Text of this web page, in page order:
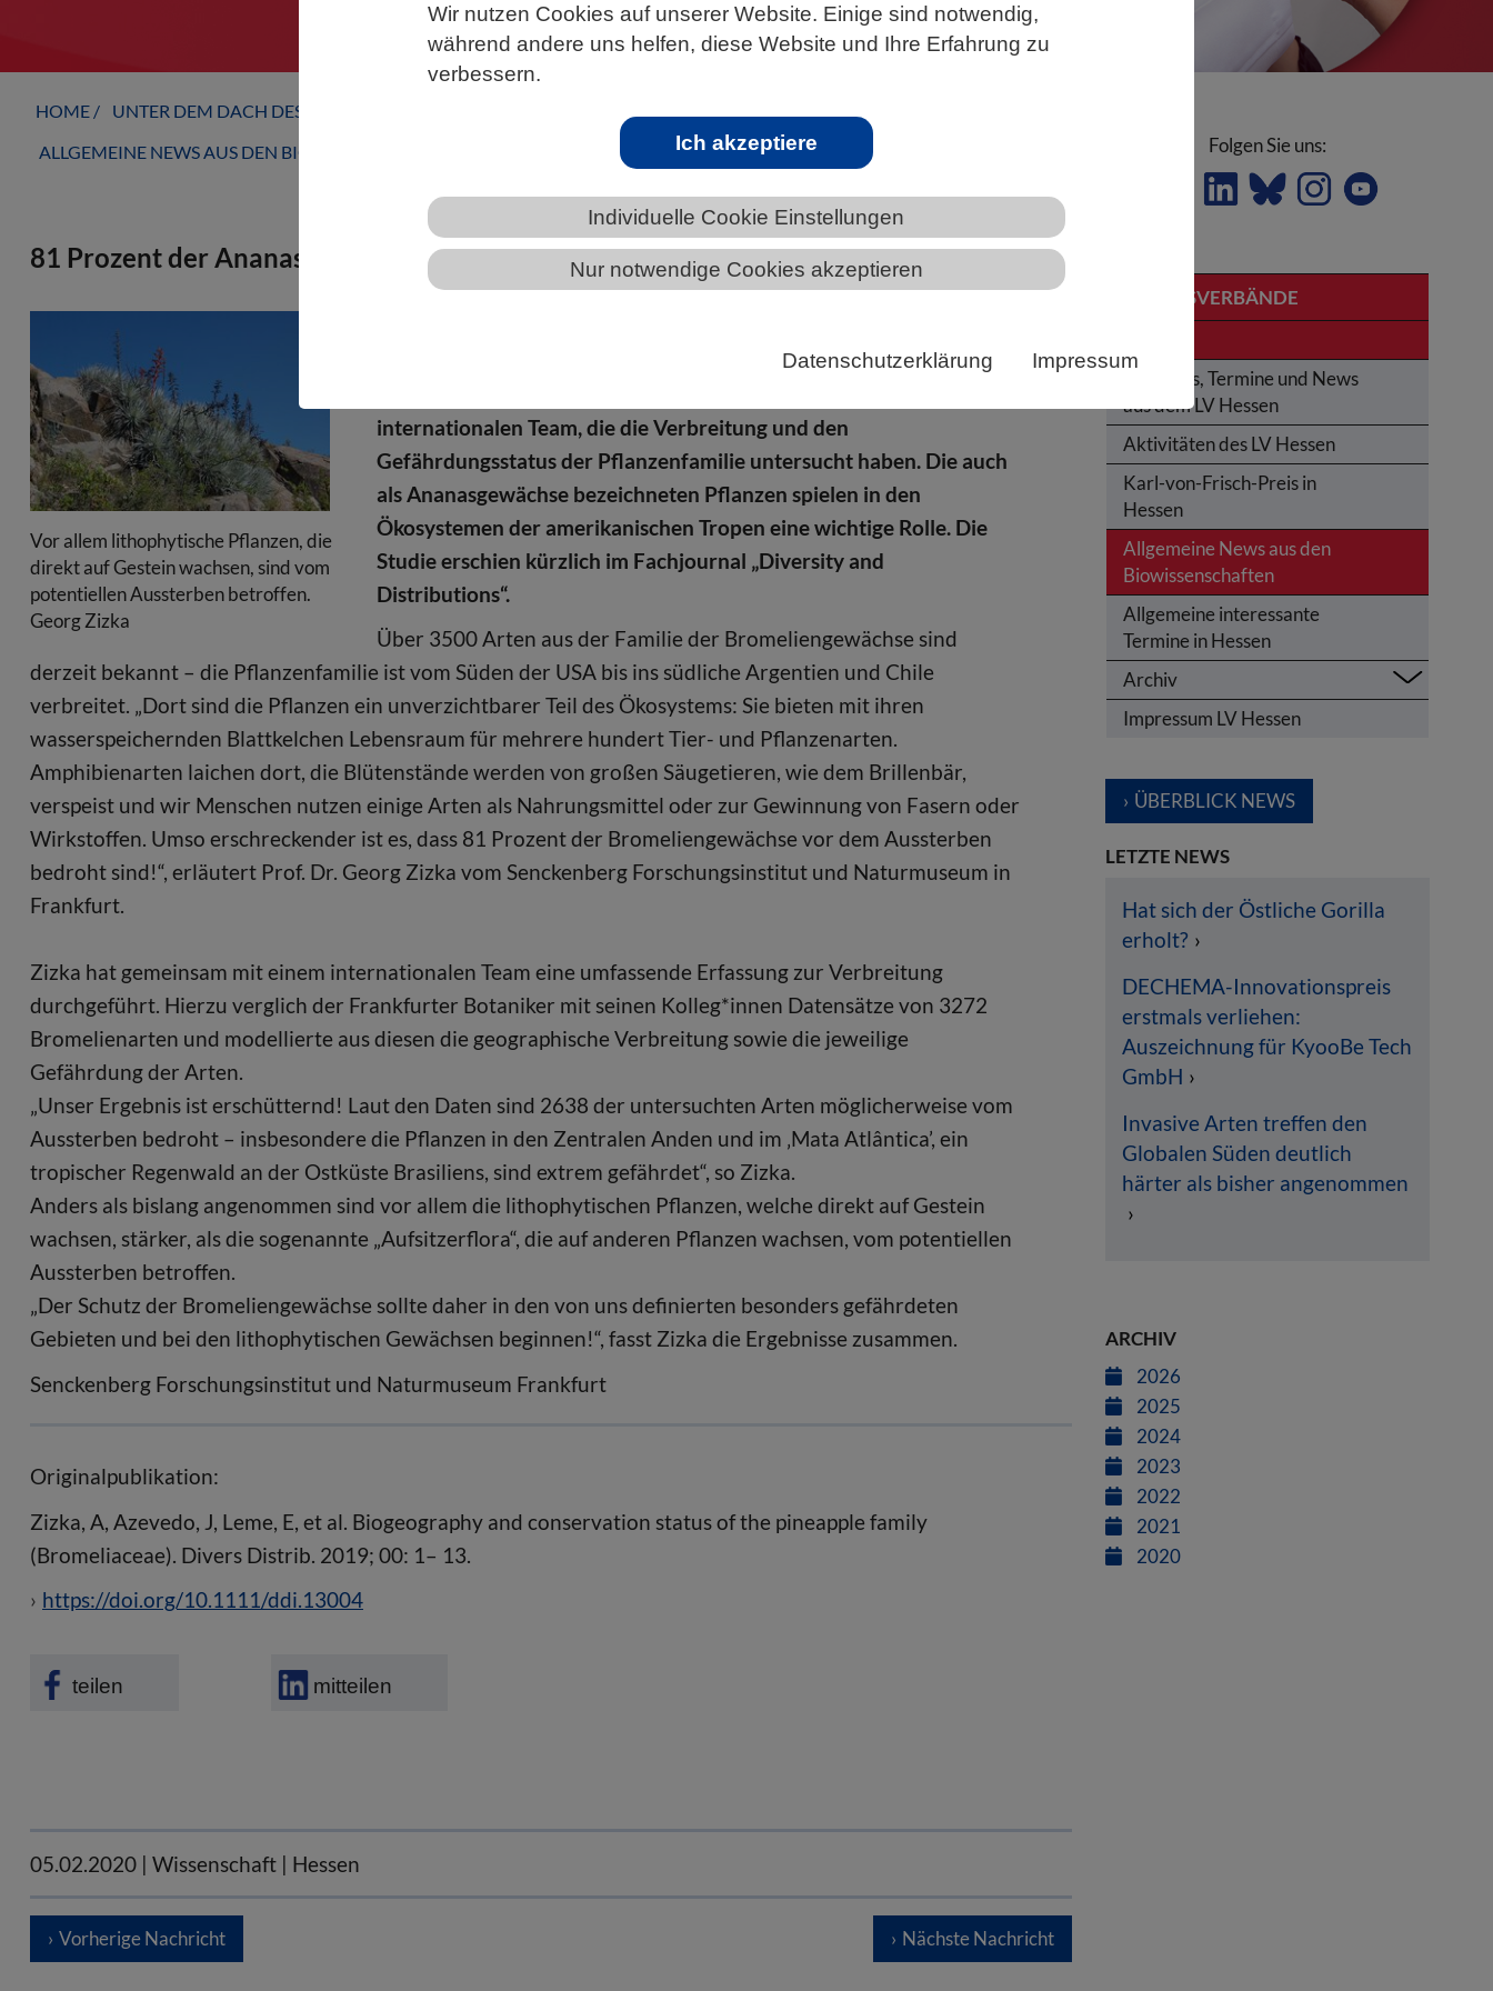
Wir nutzen Cookies auf unserer Website. Einige sind notwendig,
während andere uns helfen, diese Website und Ihre Erfahrung zu
verbessern.
Ich akzeptiere
Individuelle Cookie Einstellungen
Nur notwendige Cookies akzeptieren
Datenschutzerklärung Impressum
HOME UNTER DEM DACH DES VBIO
ALLGEMEINE NEWS AUS DEN BIOWISSENSCHAFTEN
81 Prozent der Ananasgewächse sind vom Aussterben bedroht
Vor allem lithophytische Pflanzen, die
direkt auf Gestein wachsen, sind vom
potentiellen Aussterben betroffen.
Georg Zizka
vom Aussterben bedroht. Zu diesem Schluss kommt der
internationalen Team, die die Verbreitung und den
Gefährdungsstatus der Pflanzenfamilie untersucht haben. Die auch
als Ananasgewächse bezeichneten Pflanzen spielen in den
Ökosystemen der amerikanischen Tropen eine wichtige Rolle. Die
Studie erschien kürzlich im Fachjournal „Diversity and
Distributions“.
Über 3500 Arten aus der Familie der Bromeliengewächse sind
derzeit bekannt – die Pflanzenfamilie ist vom Süden der USA bis ins südliche Argentien und Chile
verbreitet. „Dort sind die Pflanzen ein unverzichtbarer Teil des Ökosystems: Sie bieten mit ihren
wasserspeichernden Blattkelchen Lebensraum für mehrere hundert Tier- und Pflanzenarten.
Amphibienarten laichen dort, die Blütenstände werden von großen Säugetieren, wie dem Brillenbär,
verspeist und wir Menschen nutzen einige Arten als Nahrungsmittel oder zur Gewinnung von Fasern oder
Wirkstoffen. Umso erschreckender ist es, dass 81 Prozent der Bromeliengewächse vor dem Aussterben
bedroht sind!“, erläutert Prof. Dr. Georg Zizka vom Senckenberg Forschungsinstitut und Naturmuseum in
Frankfurt.
Zizka hat gemeinsam mit einem internationalen Team eine umfassende Erfassung zur Verbreitung
durchgeführt. Hierzu verglich der Frankfurter Botaniker mit seinen Kolleg*innen Datensätze von 3272
Bromelienarten und modellierte aus diesen die geographische Verbreitung sowie die jeweilige
Gefährdung der Arten.
„Unser Ergebnis ist erschütternd! Laut den Daten sind 2638 der untersuchten Arten möglicherweise vom
Aussterben bedroht – insbesondere die Pflanzen in den Zentralen Anden und im ‚Mata Atlântica’, ein
tropischer Regenwald an der Ostküste Brasiliens, sind extrem gefährdet“, so Zizka.
Anders als bislang angenommen sind vor allem die lithophytischen Pflanzen, welche direkt auf Gestein
wachsen, stärker, als die sogenannte „Aufsitzerflora“, die auf anderen Pflanzen wachsen, vom potentiellen
Aussterben betroffen.
„Der Schutz der Bromeliengewächse sollte daher in den von uns definierten besonders gefährdeten
Gebieten und bei den lithophytischen Gewächsen beginnen!“, fasst Zizka die Ergebnisse zusammen.
Senckenberg Forschungsinstitut und Naturmuseum Frankfurt
Originalpublikation:
Zizka, A, Azevedo, J, Leme, E, et al. Biogeography and conservation status of the pineapple family
(Bromeliaceae). Divers Distrib. 2019; 00: 1– 13.
https://doi.org/10.1111/ddi.13004
teilen mitteilen
05.02.2020 | Wissenschaft | Hessen
Vorherige Nachricht Nächste Nachricht
Folgen Sie uns:
LANDESVERBÄNDE
Aktuelles, Termine und News
aus dem LV Hessen
Aktivitäten des LV Hessen
Karl-von-Frisch-Preis in
Hessen
Allgemeine News aus den
Biowissenschaften
Allgemeine interessante
Termine in Hessen
Archiv
Impressum LV Hessen
ÜBERBLICK NEWS
LETZTE NEWS
Hat sich der Östliche Gorilla
erholt?
DECHEMA-Innovationspreis
erstmals verliehen:
Auszeichnung für KyooBe Tech
GmbH
Invasive Arten treffen den
Globalen Süden deutlich
härter als bisher angenommen
ARCHIV
2026
2025
2024
2023
2022
2021
2020